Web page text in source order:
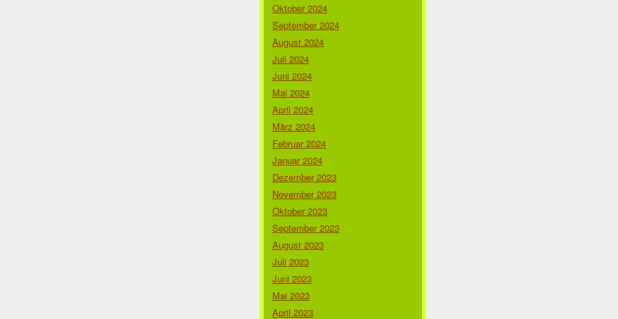
Oktober 2024
September 2024
August 2024
Juli 2024
Juni 2024
Mai 2024
April 2024
März 2024
Februar 2024
Januar 2024
Dezember 2023
November 2023
Oktober 2023
September 2023
August 2023
Juli 2023
Juni 2023
Mai 2023
April 2023